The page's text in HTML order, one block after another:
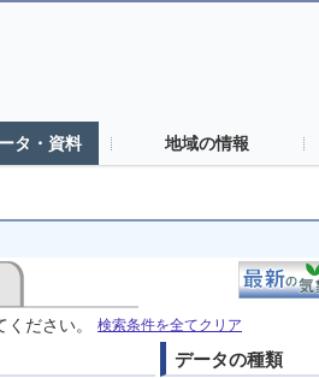
タ・資料 地域の情報
ださい。 検索条件を全てクリア
データの種類